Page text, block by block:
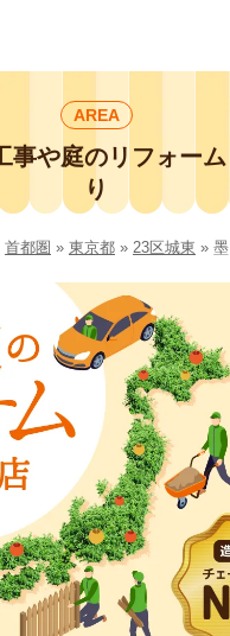
外構工事や庭リフォームは庭づ
チェーン店の
smileガーデンプチ庭づくり事
せください！
AREA
事や庭のリフォーム
り
首都圏 » 東京都 » 23区城東 »